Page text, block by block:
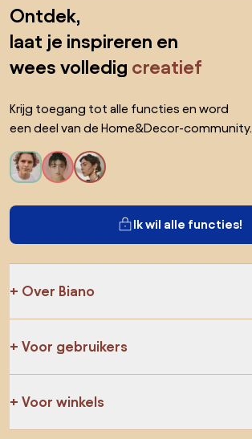
Ontdek,
laat je inspireren en
wees volledig creatief
Krijg toegang tot alle functies en word
een deel van de Home&Decor-community.
Ik wil alle functies!
Over Biano
Voor gebruikers
Voor winkels